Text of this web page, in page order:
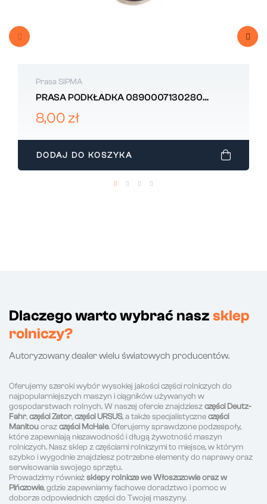
Prasa SIPMA
PRASA PODKŁADKA 0890007130280
SIPMA
8,00 zł
DODAJ DO KOSZYKA
Dlaczego warto wybrać nasz sklep
rolniczy?
Autoryzowany dealer wielu światowych producentów.
Oferujemy szeroki wybór wysokiej jakości części rolniczych do
najpopularniejszych maszyn i ciągników używanych w
gospodarstwach rolnych. W naszej ofercie znajdzieszczęści Deutz-
Fahr,części Zetor,części URSUS, a także specjalistyczneczęści
Manitouorazczęści McHale. Oferujemy sprawdzone podzespoły,
które zapewniają niezawodność i długą żywotność maszyn
rolniczych. Nasz sklep z częściami rolniczymi to miejsce, w którym
szybko i wygodnie znajdziesz potrzebne elementy do naprawy oraz
serwisowania swojego sprzętu.
Prowadzimy równieżsklepy rolnicze we Włoszczowie oraz w
Pińczowie, gdzie zapewniamy fachowe doradztwo i pomoc w
doborze odpowiednich części do Twojej maszyny.